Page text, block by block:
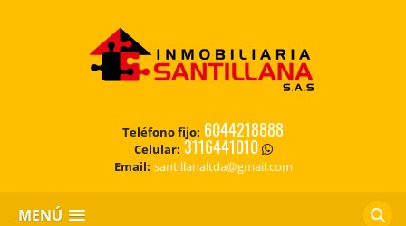
Teléfono fijo: 6044218888
Celular: 3116441010
Email: santillanaltda@gmail.com
MENÚ